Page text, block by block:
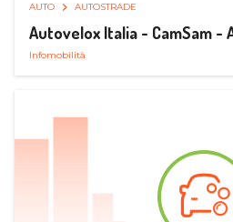
AUTO AUTOSTRADE
Autovelox Italia - CamSam -
Infomobilità